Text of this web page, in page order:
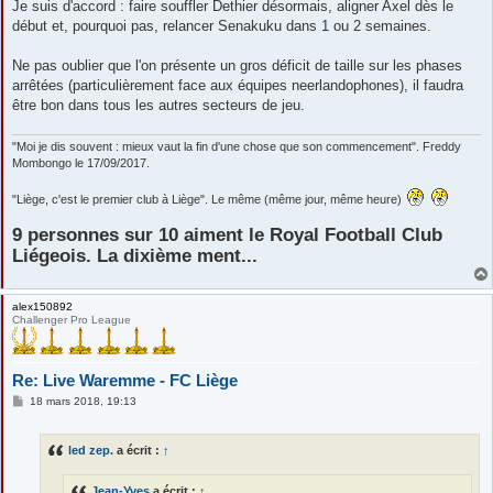
Je suis d'accord : faire souffler Dethier désormais, aligner Axel dès le
début et, pourquoi pas, relancer Senakuku dans 1 ou 2 semaines.
Ne pas oublier que l'on présente un gros déficit de taille sur les phases
arrêtées (particulièrement face aux équipes neerlandophones), il faudra
être bon dans tous les autres secteurs de jeu.
"Moi je dis souvent : mieux vaut la fin d'une chose que son commencement". Freddy
Mombongo le 17/09/2017.
"Liège, c'est le premier club à Liège". Le même (même jour, même heure)
9 personnes sur 10 aiment le Royal Football Club
Liégeois. La dixième ment...
alex150892
Challenger Pro League
Re: Live Waremme - FC Liège
M18 mars 2018, 19:13
led zep. a écrit : ↑